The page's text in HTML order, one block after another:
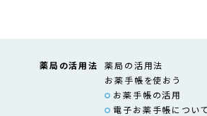
薬局の活用法
薬局の活用法
お薬手帳を使おう
お薬手帳の活用
電子お薬手帳について